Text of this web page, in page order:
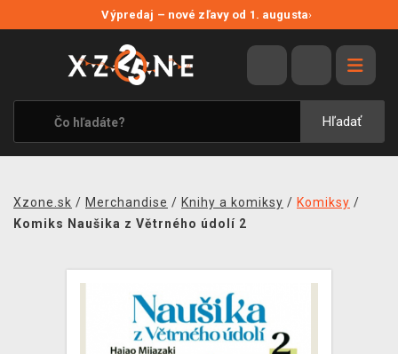
Výpredaj – nové zľavy od 1. augusta›
Hľadať
VÝPREDAJ
VIDEOHRY
XZONE ORIGINALS
TEMATIKY
MERCHANDISE
Xzone.sk / Merchandise / Knihy a komiksy / Komiksy /
Komiks Naušika z Větrného údolí 2